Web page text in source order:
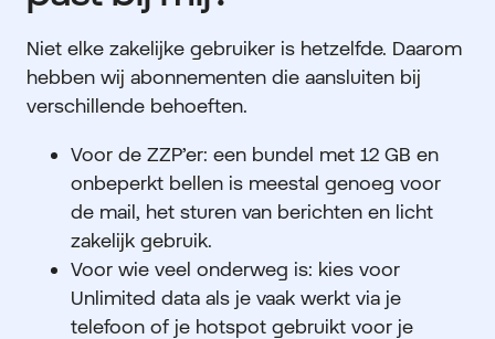
Niet elke zakelijke gebruiker is hetzelfde. Daarom
hebben wij abonnementen die aansluiten bij
verschillende behoeften.
Voor de ZZP’er: een bundel met 12 GB en
onbeperkt bellen is meestal genoeg voor
de mail, het sturen van berichten en licht
zakelijk gebruik.
Voor wie veel onderweg is: kies voor
Unlimited data als je vaak werkt via je
telefoon of je hotspot gebruikt voor je